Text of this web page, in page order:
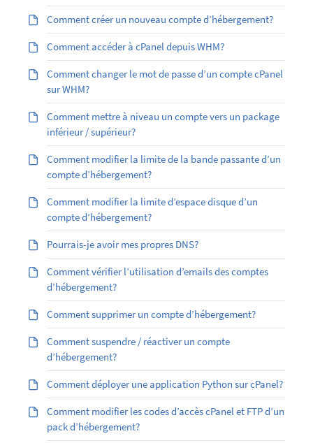
Comment créer un nouveau compte d’hébergement?
Comment accéder à cPanel depuis WHM?
Comment changer le mot de passe d’un compte cPanel
sur WHM?
Comment mettre à niveau un compte vers un package
inférieur / supérieur?
Comment modifier la limite de la bande passante d’un
compte d’hébergement?
Comment modifier la limite d’espace disque d’un
compte d’hébergement?
Pourrais-je avoir mes propres DNS?
Comment vérifier l’utilisation d’emails des comptes
d’hébergement?
Comment supprimer un compte d’hébergement?
Comment suspendre / réactiver un compte
d’hébergement?
Comment déployer une application Python sur cPanel?
Comment modifier les codes d’accès cPanel et FTP d’un
pack d’hébergement?